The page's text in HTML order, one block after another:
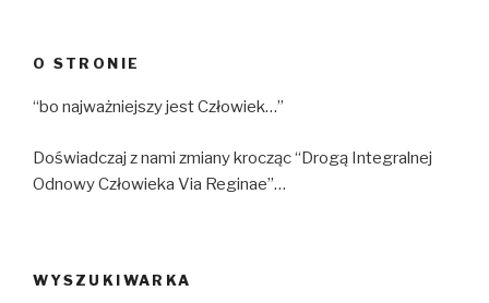
O STRONIE
“bo najważniejszy jest Człowiek…”
Doświadczaj z nami zmiany krocząc “Drogą Integralnej
Odnowy Człowieka Via Reginae”…
WYSZUKIWARKA